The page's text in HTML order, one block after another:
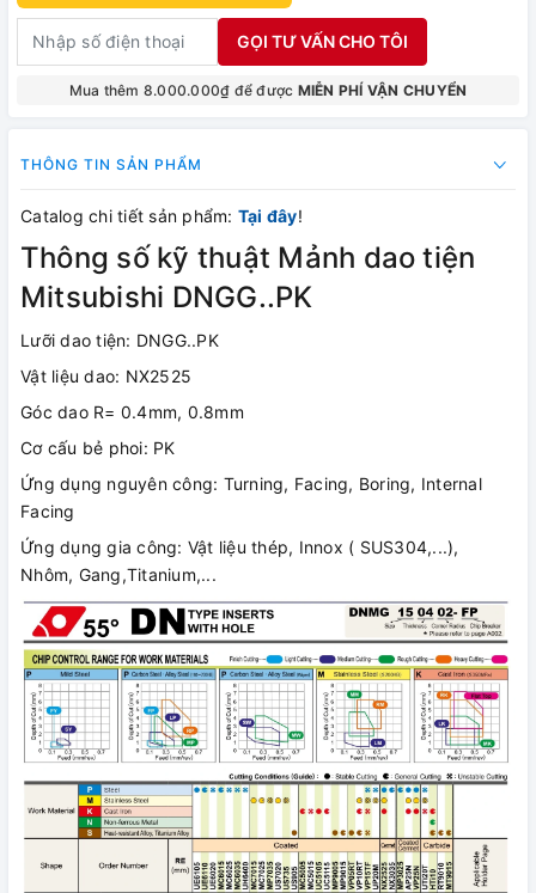
GỌI TƯ VẤN CHO TÔI
Mua thêm 8.000.000₫ để được MIỄN PHÍ VẬN CHUYỂN
THÔNG TIN SẢN PHẨM
Catalog chi tiết sản phẩm: Tại đây!
Thông số kỹ thuật Mảnh dao tiện
Mitsubishi DNGG..PK
Lưỡi dao tiện: DNGG..PK
Vật liệu dao: NX2525
Góc dao R= 0.4mm, 0.8mm
Cơ cấu bẻ phoi: PK
Ứng dụng nguyên công: Turning, Facing, Boring, Internal
Facing
Ứng dụng gia công: Vật liệu thép, Innox ( SUS304,...),
Nhôm, Gang,Titanium,...